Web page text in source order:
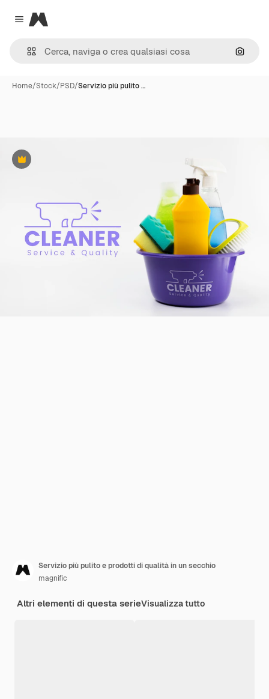
Close menu
Magnific
Cerca
Home/Stock/PSD/Servizio più pulito …
Premium
Servizio più pulito e prodotti di qualità in un secchio
magnific
Altri elementi di questa serieVisualizza tutto